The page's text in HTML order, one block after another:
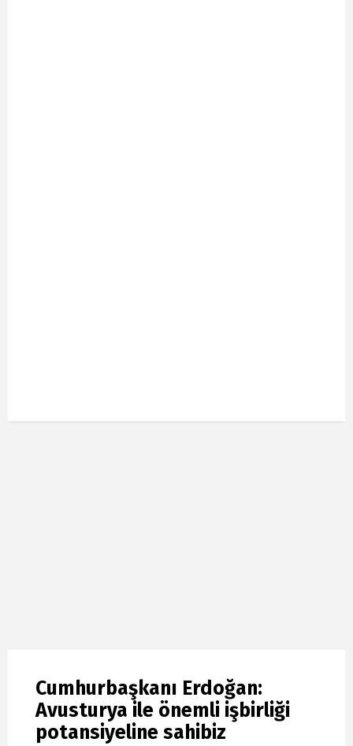
Cumhurbaşkanı Erdoğan:
Avusturya ile önemli işbirliği
potansiyeline sahibiz